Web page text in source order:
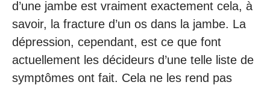
d’une jambe est vraiment exactement cela, à
savoir, la fracture d’un os dans la jambe. La
dépression, cependant, est ce que font
actuellement les décideurs d’une telle liste de
symptômes ont fait. Cela ne les rend pas